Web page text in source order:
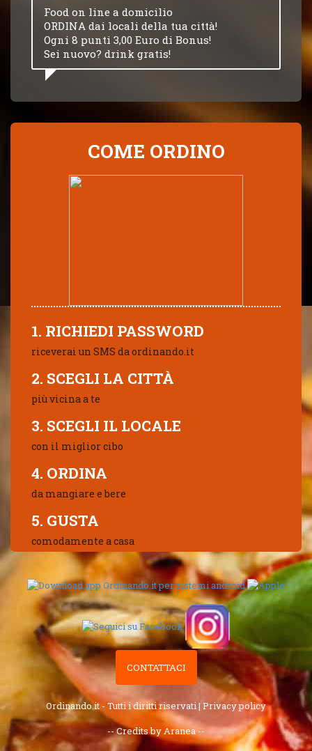
Food on line a domicilio
ORDINA dai locali della tua città!
Ogni 8 punti 3,00 Euro di Bonus!
Sei nuovo? drink gratis!
COME ORDINO
1. RICHIEDI PASSWORD
riceverai un SMS da ordinando.it
2. SCEGLI LA CITTÀ
più vicina a te
3. SCEGLI IL LOCALE
con il miglior cibo
4. ORDINA
da mangiare e bere
5. GUSTA
comodamente a casa
CONTATTACI
Ordinando.it - Tutti i diritti riservati | Privacy policy
-- Credits by Aranea --